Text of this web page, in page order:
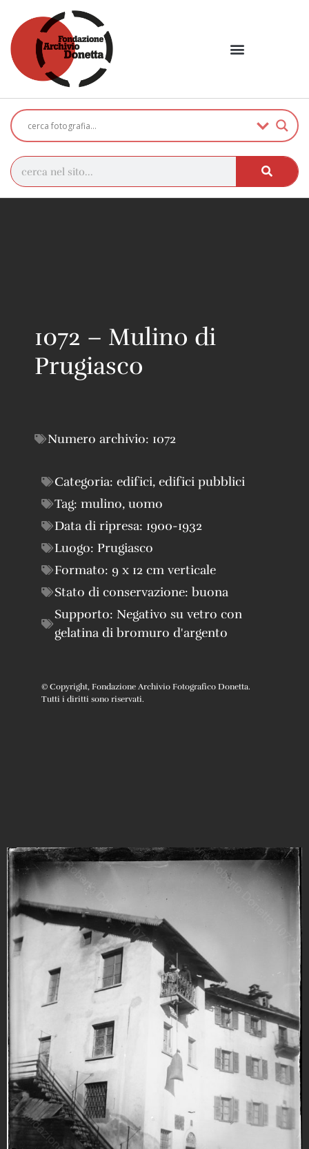
1072 – Mulino di
Prugiasco
Numero archivio: 1072
Categoria: edifici, edifici pubblici
Tag: mulino, uomo
Data di ripresa: 1900-1932
Luogo: Prugiasco
Formato: 9 x 12 cm verticale
Stato di conservazione: buona
Supporto: Negativo su vetro con
gelatina di bromuro d'argento
© Copyright, Fondazione Archivio Fotografico Donetta.
Tutti i diritti sono riservati.